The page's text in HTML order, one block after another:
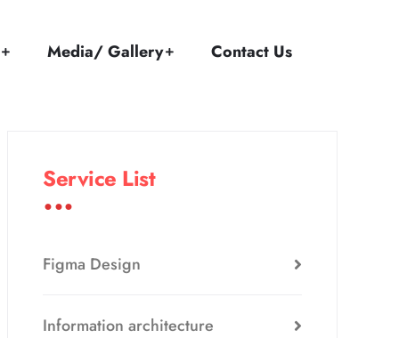
Media/ Gallery Contact Us
Service List
Figma Design
Information architecture